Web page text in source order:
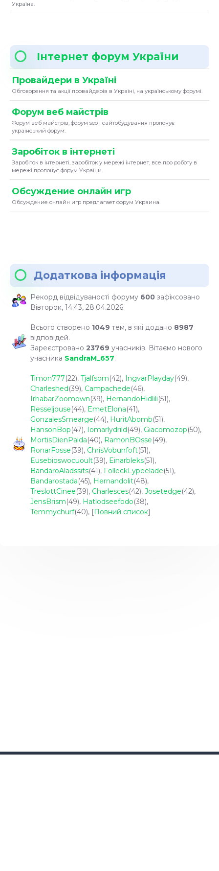
Україна.
Інтернет форум України
Провайдери в Україні
Обговорення та акції провайдерів в Україні, на українському форумі.
Форум веб майстрів
Форум веб майстрів, форум seo і сайтобудування пропонує
український форум.
Заробіток в інтернеті
Заробіток в інтернеті, заробіток у мережі інтернет, все про роботу в
мережі пропонує форум України.
Обсуждение онлайн игр
Обсуждение онлайн игр предлагает форум Украина.
Додаткова інформація
Рекорд відвідуваності форуму 600 зафіксовано
Вівторок, 14:43, 28.04.2026.
Всього створено 1049 тем, в які додано 8987
відповідей.
Зареєстровано 23769 учасників. Вітаємо нового
учасника SandraM_657.
Timon777(22), Tjalfsom(42), IngvarPlayday(49),
Charleshed(39), Campachede(46),
IrhabarZoomown(39), HernandoHidlili(51),
Resseljouse(44), EmetElona(41),
GonzalesSmearge(44), HuritAbomb(51),
HansonBop(47), Iomarlydrild(49), Giacomozop(50),
MortisDienPaida(40), RamonBOsse(49),
RonarFosse(39), ChrisVobunfoft(51),
Eusebioswocuoult(39), Einarbleks(51),
BandaroAladssits(41), FolleckLypeelade(51),
Bandarostada(45), Hernandolit(48),
TreslottCinee(39), Charlesces(42), Josetedge(42),
JensBrism(49), Hatlodseefodo(38),
Temmychurf(40), [Повний список]